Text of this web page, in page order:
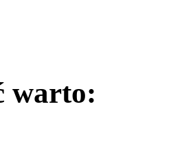
warto: